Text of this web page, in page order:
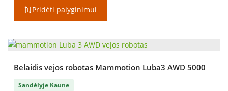
was:
€999.00.
€899.00.
Pridėti palyginimui
Belaidis vejos robotas Mammotion Luba3 AWD 5000
Sandėlyje Kaune